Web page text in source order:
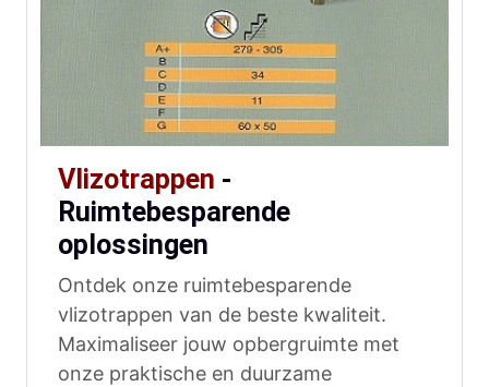
Vlizotrappen -
Ruimtebesparende
oplossingen
Ontdek onze ruimtebesparende
vlizotrappen van de beste kwaliteit.
Maximaliseer jouw opbergruimte met
onze praktische en duurzame